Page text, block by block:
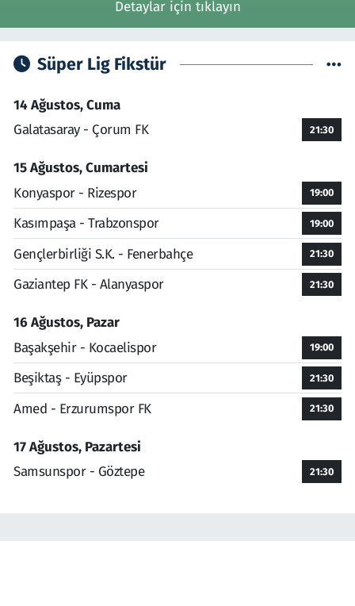
Detaylar için tıklayın
Süper Lig Fikstür
14 Ağustos, Cuma
Galatasaray - Çorum FK
21:30
15 Ağustos, Cumartesi
Konyaspor - Rizespor
19:00
Kasımpaşa - Trabzonspor 19:00
Gençlerbirliği S.K. - Fenerbahçe 21:30
Gaziantep FK - Alanyaspor 21:30
16 Ağustos, Pazar
Başakşehir - Kocaelispor
19:00
Beşiktaş - Eyüpspor 21:30
Amed - Erzurumspor FK 21:30
17 Ağustos, Pazartesi
Samsunspor - Göztepe
21:30